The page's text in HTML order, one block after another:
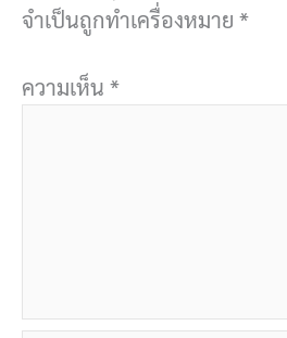
จำเป็นถูกทำเครื่องหมาย *
ความเห็น *